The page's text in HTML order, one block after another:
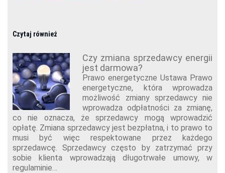
Czytaj również
Czy zmiana sprzedawcy energii
jest darmowa?
Prawo energetyczne Ustawa Prawo
energetyczne, która wprowadza
możliwość zmiany sprzedawcy nie
wprowadza odpłatności za zmianę,
co nie oznacza, że sprzedawcy mogą wprowadzić
opłatę. Zmiana sprzedawcy jest bezpłatna, i to prawo to
musi być więc respektowane przez każdego
sprzedawcę. Sprzedawcy często by zatrzymać przy
sobie klienta wprowadzają długotrwałe umowy, w
regulaminie…